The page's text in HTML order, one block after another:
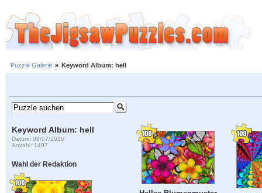
Puzzle Galerie » Keyword Album: hell
Keyword Album: hell
Datum: 08/07/2026
Anzahl: 1497
Wahl der Redaktion